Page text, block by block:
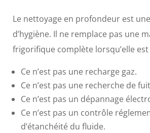
Le nettoyage en profondeur est
d’hygiène. Il ne remplace pas une
frigorifique complète lorsqu’elle est
Ce n’est pas une recharge gaz.
Ce n’est pas une recherche de
Ce n’est pas un dépannage
Ce n’est pas un contrôle
d’étanchéité du fluide.